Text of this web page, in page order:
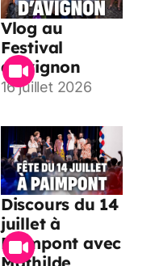
Vlog au
Festival
d’Avignon
16 juillet 2026
Discours du 14
juillet à
Paimpont avec